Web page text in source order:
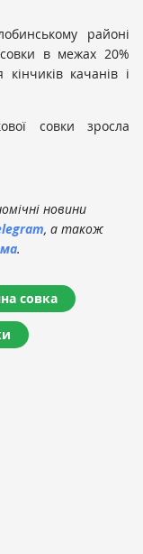
районі
в межах 20%
качанів і
совки зросла
новини
, а також
.
совка